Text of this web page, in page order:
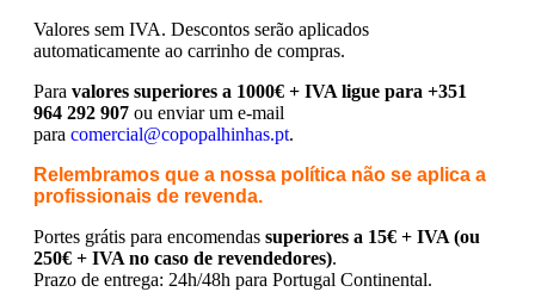
Valores sem IVA. Descontos serão aplicados
automaticamente ao carrinho de compras.
Para valores superiores a 1000€ + IVA ligue para +351
964 292 907 ou enviar um e-mail
para comercial@copopalhinhas.pt.
Relembramos que a nossa política não se aplica a
profissionais de revenda.
Portes grátis para encomendas superiores a 15€ + IVA (ou
250€ + IVA no caso de revendedores).
Prazo de entrega: 24h/48h para Portugal Continental.